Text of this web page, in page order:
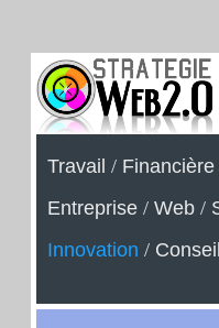
Travail / Financière
Entreprise / Web /
Innovation / Conseil